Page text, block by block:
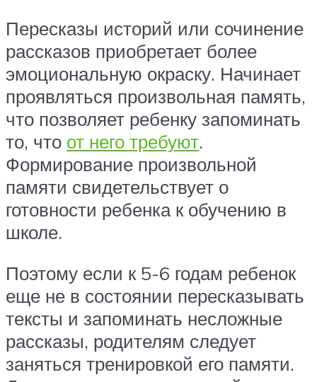
Пересказы историй или сочинение
рассказов приобретает более
эмоциональную окраску. Начинает
проявляться произвольная память,
что позволяет ребенку запоминать
то, что от него требуют.
Формирование произвольной
памяти свидетельствует о
готовности ребенка к обучению в
школе.
Поэтому если к 5-6 годам ребенок
еще не в состоянии пересказывать
тексты и запоминать несложные
рассказы, родителям следует
заняться тренировкой его памяти.